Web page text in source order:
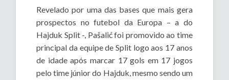
Revelado por uma das bases que mais gera
prospectos no futebol da Europa – a do
Hajduk Split -, Pašalić foi promovido ao time
principal da equipe de Split logo aos 17 anos
de idade após marcar 17 gols em 17 jogos
pelo time júnior do Hajduk, mesmo sendo um